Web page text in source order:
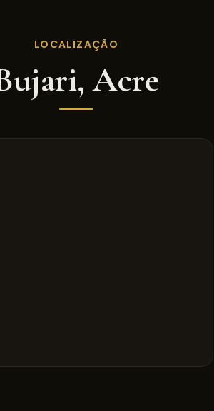
LOCALIZAÇÃO
,Acre